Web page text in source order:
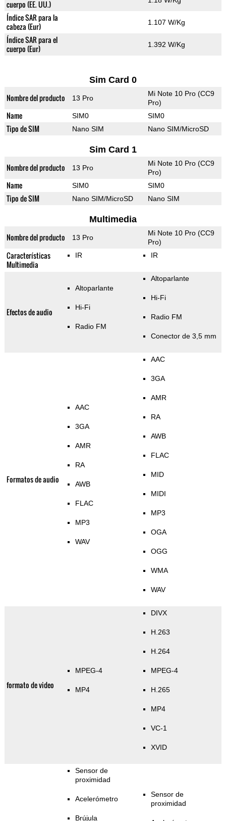
cuerpo (EE. UU.)
Índice SAR para la
cabeza (Eur)
1.107 W/Kg
Índice SAR para el
cuerpo (Eur)
1.392 W/Kg
Sim Card 0
Nombre del producto 13 Pro
Mi Note 10 Pro (CC9
Pro)
Name SIM0 SIM0
Tipo de SIM Nano SIM Nano SIM/MicroSD
Sim Card 1
Nombre del producto 13 Pro
Mi Note 10 Pro (CC9
Pro)
Name SIM0 SIM0
Tipo de SIM Nano SIM/MicroSD Nano SIM
Multimedia
Nombre del producto 13 Pro
Mi Note 10 Pro (CC9
Pro)
Características
Multimedia
IR IR
Efectos de audio
Altoparlante
Hi-Fi
Radio FM
Altoparlante
Hi-Fi
Radio FM
Conector de 3,5 mm
Formatos de audio
AAC
3GA
AMR
RA
AWB
FLAC
MP3
WAV
AAC
3GA
AMR
RA
AWB
FLAC
MID
MIDI
MP3
OGA
OGG
WMA
WAV
formato de video
MPEG-4
MP4
DIVX
H.263
H.264
MPEG-4
H.265
MP4
VC-1
XVID
Sensor de
proximidad
Acelerómetro
Brújula
Sensor de
proximidad